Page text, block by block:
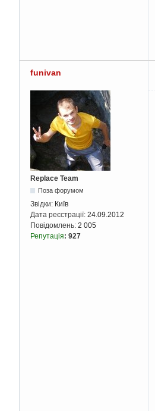
funivan
Replace Team
Поза форумом
Звідки: Київ
Дата реєстрації: 24.09.2012
Повідомлень: 2 005
Репутація: 927